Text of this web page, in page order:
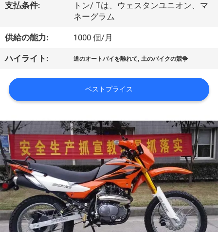
工
場
旅
品
質
管
理
私
達
支払条件:
トン/ Tは、ウェスタンユニオン、マ
ネーグラム
供給の能力: 1000 個/月
ハイライト: 道のオートバイを離れて,土のバイクの競争
ベストプライス